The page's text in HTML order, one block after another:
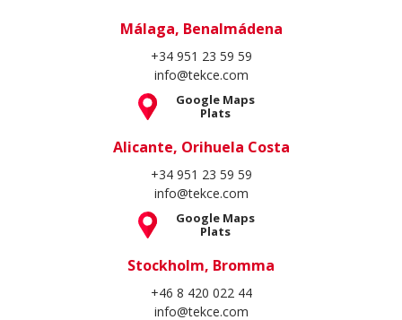
din investering och nå dina affärsmål. Hör av dig redan idag för
att utforska de alternativ som passar dig bäst, och låt oss
stödja dig genom hela processen.
Málaga, Benalmádena
+34 951 23 59 59
info@tekce.com
Google Maps
Plats
Alicante, Orihuela Costa
+34 951 23 59 59
info@tekce.com
Google Maps
Plats
Stockholm, Bromma
+46 8 420 022 44
info@tekce.com